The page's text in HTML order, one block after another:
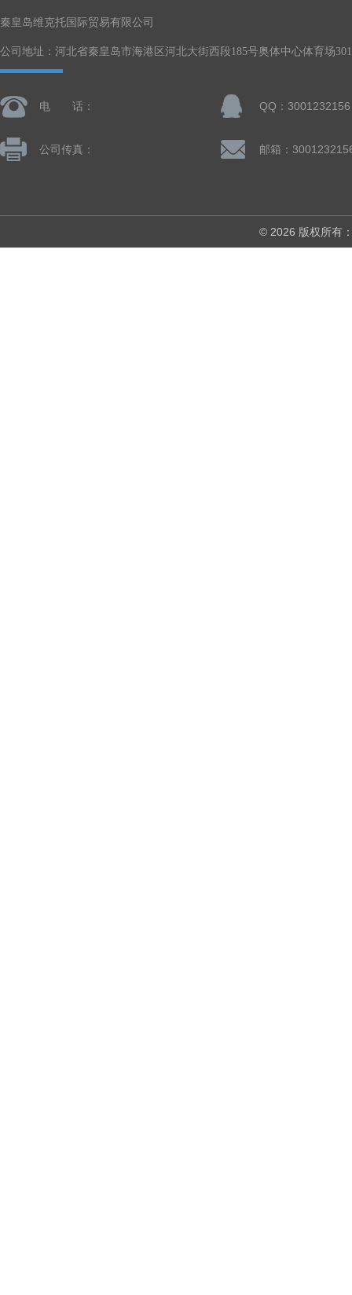
秦皇岛维克托国际贸易有限公司
公司地址：河北省秦皇岛市海港区河北大街西段185号奥体中心体育场
电 话： QQ：3001232156
公司传真： 邮箱：
© 2026 版权所有